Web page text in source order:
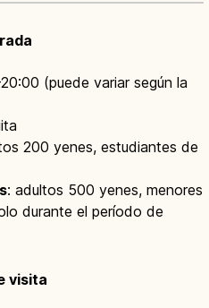
(puede variar según la
200 yenes, estudiantes de
: adultos 500 yenes, menores
durante el período de
visita